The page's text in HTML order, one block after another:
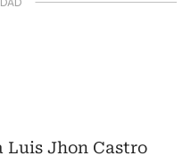
Luis Jhon Castro